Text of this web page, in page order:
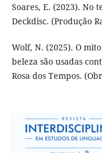
Soares, E. (2023). No
Deckdisc. (Produção
Wolf, N. (2025). O
beleza são usadas
Rosa dos Tempos.